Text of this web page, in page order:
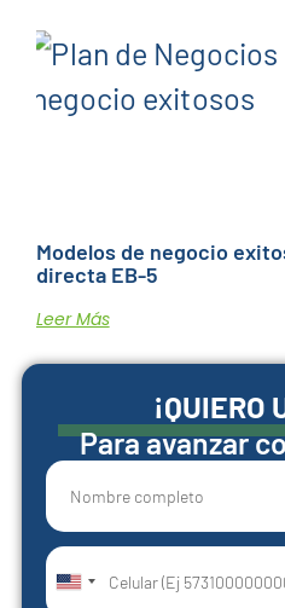
Modelos de negocio
directa EB-5
Leer Más
¡QUIERO
Para avanzar
United